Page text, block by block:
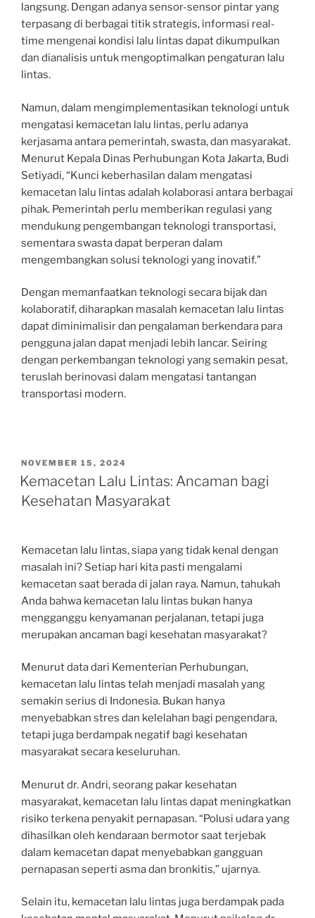
langsung. Dengan adanya sensor-sensor pintar yang
terpasang di berbagai titik strategis, informasi real-
time mengenai kondisi lalu lintas dapat dikumpulkan
dan dianalisis untuk mengoptimalkan pengaturan lalu
lintas.
Namun, dalam mengimplementasikan teknologi untuk
mengatasi kemacetan lalu lintas, perlu adanya
kerjasama antara pemerintah, swasta, dan masyarakat.
Menurut Kepala Dinas Perhubungan Kota Jakarta, Budi
Setiyadi, “Kunci keberhasilan dalam mengatasi
kemacetan lalu lintas adalah kolaborasi antara berbagai
pihak. Pemerintah perlu memberikan regulasi yang
mendukung pengembangan teknologi transportasi,
sementara swasta dapat berperan dalam
mengembangkan solusi teknologi yang inovatif.”
Dengan memanfaatkan teknologi secara bijak dan
kolaboratif, diharapkan masalah kemacetan lalu lintas
dapat diminimalisir dan pengalaman berkendara para
pengguna jalan dapat menjadi lebih lancar. Seiring
dengan perkembangan teknologi yang semakin pesat,
teruslah berinovasi dalam mengatasi tantangan
transportasi modern.
POSTED
ON
NOVEMBER 15, 2024
Kemacetan Lalu Lintas: Ancaman bagi
Kesehatan Masyarakat
Kemacetan lalu lintas, siapa yang tidak kenal dengan
masalah ini? Setiap hari kita pasti mengalami
kemacetan saat berada di jalan raya. Namun, tahukah
Anda bahwa kemacetan lalu lintas bukan hanya
mengganggu kenyamanan perjalanan, tetapi juga
merupakan ancaman bagi kesehatan masyarakat?
Menurut data dari Kementerian Perhubungan,
kemacetan lalu lintas telah menjadi masalah yang
semakin serius di Indonesia. Bukan hanya
menyebabkan stres dan kelelahan bagi pengendara,
tetapi juga berdampak negatif bagi kesehatan
masyarakat secara keseluruhan.
Menurut dr. Andri, seorang pakar kesehatan
masyarakat, kemacetan lalu lintas dapat meningkatkan
risiko terkena penyakit pernapasan. “Polusi udara yang
dihasilkan oleh kendaraan bermotor saat terjebak
dalam kemacetan dapat menyebabkan gangguan
pernapasan seperti asma dan bronkitis,” ujarnya.
Selain itu, kemacetan lalu lintas juga berdampak pada